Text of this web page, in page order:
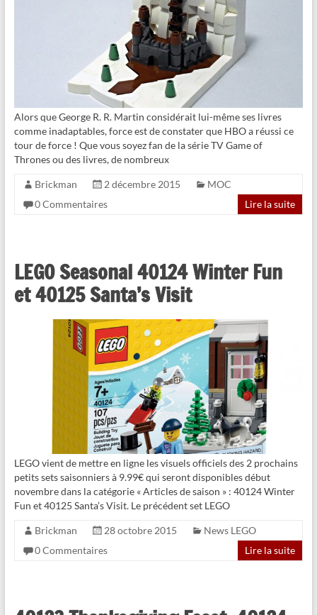
Alors que George R. R. Martin considérait lui-même ses livres
comme inadaptables, force est de constater que HBO a réussi ce
tour de force ! Que vous soyez fan de la série TV Game of
Thrones ou des livres, de nombreux
Brickman 2 décembre 2015
MOC
0 Commentaires
Lire la suite
LEGO Seasonal 40124 Winter Fun
et 40125 Santa’s Visit
LEGO vient de mettre en ligne les visuels officiels des 2 prochains
petits sets saisonniers à 9.99€ qui seront disponibles début
novembre dans la catégorie « Articles de saison » : 40124 Winter
Fun et 40125 Santa’s Visit. Le précédent set LEGO
Brickman 28 octobre 2015
News LEGO
0 Commentaires
Lire la suite